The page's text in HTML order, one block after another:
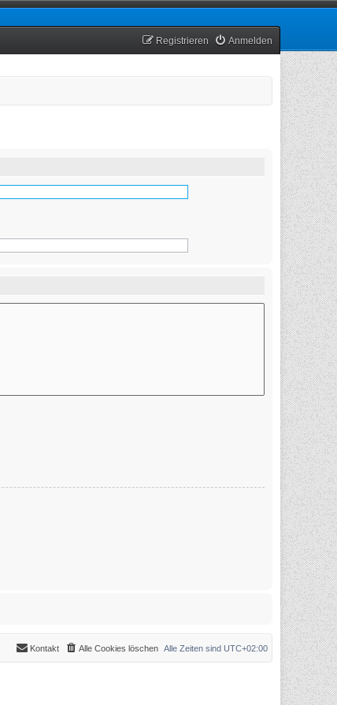
Anmelden
Registrieren
Alle Zeiten sind UTC+02:00
Alle Cookies löschen
Kontakt